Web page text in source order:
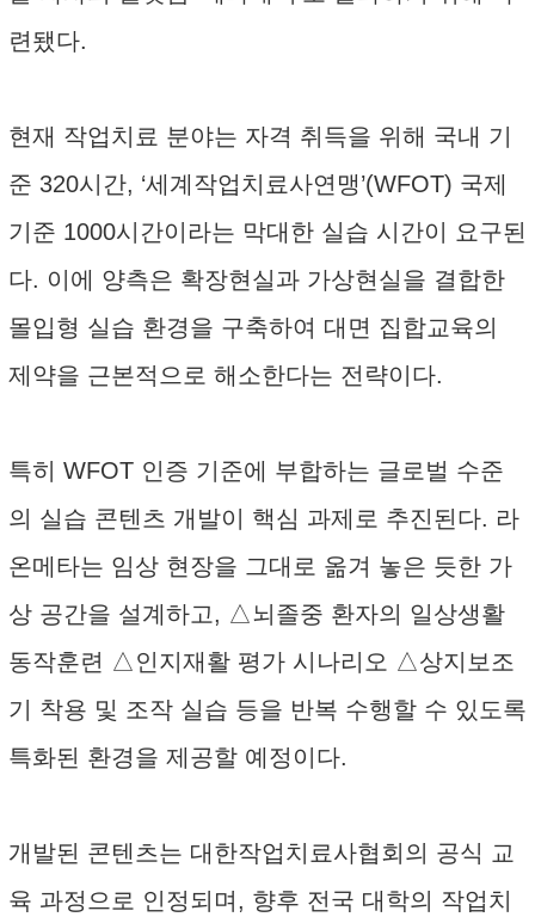
련됐다.
현재 작업치료 분야는 자격 취득을 위해 국내 기
준 320시간, ‘세계작업치료사연맹’(WFOT) 국제
기준 1000시간이라는 막대한 실습 시간이 요구된
다. 이에 양측은 확장현실과 가상현실을 결합한
몰입형 실습 환경을 구축하여 대면 집합교육의
제약을 근본적으로 해소한다는 전략이다.
특히 WFOT 인증 기준에 부합하는 글로벌 수준
의 실습 콘텐츠 개발이 핵심 과제로 추진된다. 라
온메타는 임상 현장을 그대로 옮겨 놓은 듯한 가
상 공간을 설계하고, △뇌졸중 환자의 일상생활
동작훈련 △인지재활 평가 시나리오 △상지보조
기 착용 및 조작 실습 등을 반복 수행할 수 있도록
특화된 환경을 제공할 예정이다.
개발된 콘텐츠는 대한작업치료사협회의 공식 교
육 과정으로 인정되며, 향후 전국 대학의 작업치